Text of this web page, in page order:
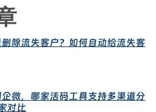
除流失客户？如何自动给流失客
微，哪家活码工具支持多渠道分
对比